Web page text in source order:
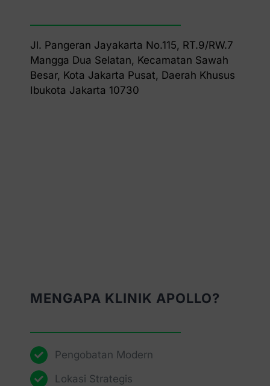
Jl. Pangeran Jayakarta No.115, RT.9/RW.7
Mangga Dua Selatan, Kecamatan Sawah
Besar, Kota Jakarta Pusat, Daerah Khusus
Ibukota Jakarta 10730
MENGAPA KLINIK APOLLO?
Pengobatan Modern
Lokasi Strategis